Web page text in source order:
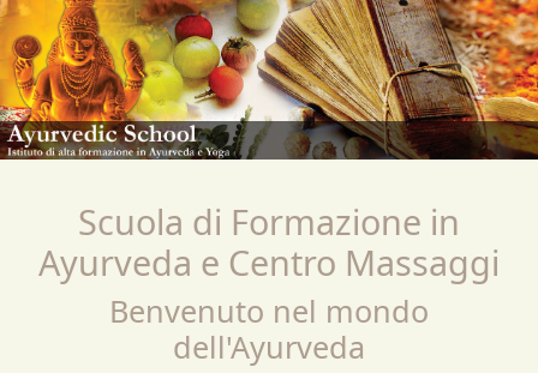
Scuola di Formazione in
Ayurveda e Centro Massaggi
Benvenuto nel mondo
dell'Ayurveda